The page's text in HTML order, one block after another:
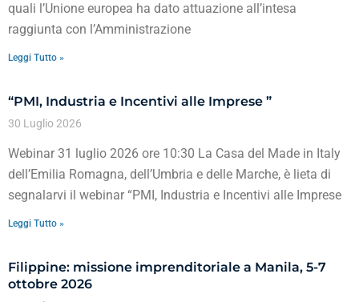
quali l’Unione europea ha dato attuazione all’intesa
raggiunta con l’Amministrazione
Leggi Tutto »
“PMI, Industria e Incentivi alle Imprese ”
30 Luglio 2026
Webinar 31 luglio 2026 ore 10:30 La Casa del Made in Italy
dell’Emilia Romagna, dell’Umbria e delle Marche, è lieta di
segnalarvi il webinar “PMI, Industria e Incentivi alle Imprese
Leggi Tutto »
Filippine: missione imprenditoriale a Manila, 5-7
ottobre 2026